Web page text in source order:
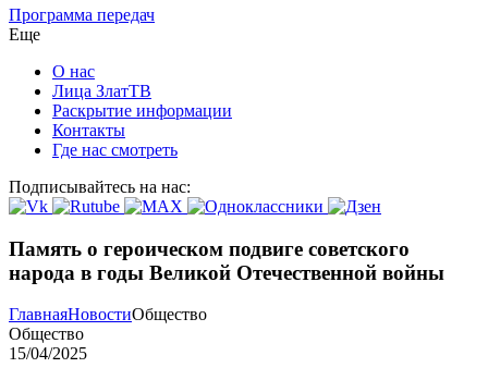
Программа передач
Еще
О нас
Лица ЗлатТВ
Раскрытие информации
Контакты
Где нас смотреть
Подписывайтесь на нас:
Память о героическом подвиге советского
народа в годы Великой Отечественной войны
ГлавнаяНовостиОбщество
Общество
15/04/2025